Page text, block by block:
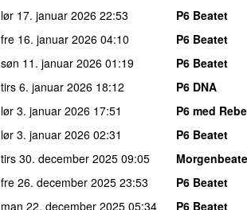
lør 17. januar 2026 22:53
P6 Beatet
fre 16. januar 2026 04:10
P6 Beatet
søn 11. januar 2026 01:19
P6 Beatet
tirs 6. januar 2026 18:12
P6 DNA
lør 3. januar 2026 17:51
P6 med
lør 3. januar 2026 02:31
P6 Beatet
tirs 30. december 2025 09:05
fre 26. december 2025 23:53
P6 Beatet
man 22. december 2025 05:34
P6 Beatet